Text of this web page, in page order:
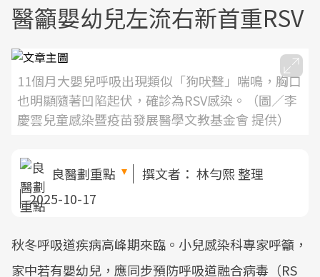
醫籲嬰幼兒左流右新首重RSV
11個月大嬰兒呼吸出現類似「狗吠聲」喘鳴，胸口
也明顯隨著凹陷起伏，確診為RSV感染。（圖／李
慶雲兒童感染暨疫苗發展醫學文教基金會 提供）
良醫劃重點 撰文者： 林勻熙 整理
2025-10-17
秋冬呼吸道疾病高峰期來臨。小兒感染科專家呼籲，
家中若有嬰幼兒，應同步預防呼吸道融合病毒（RS